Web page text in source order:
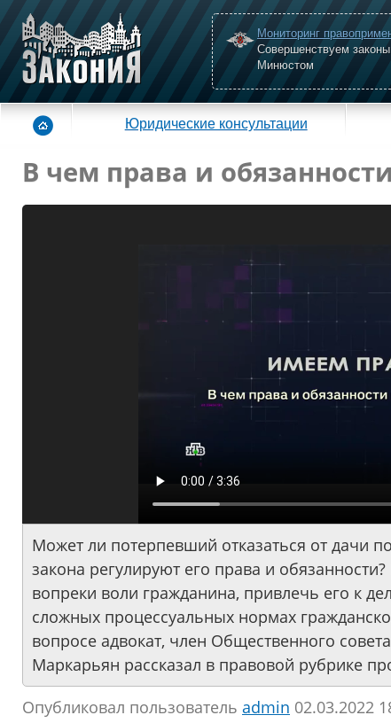
Мониторинг
Совершенствуем
Минюстом
Юридические консультации
В чем права и
Может ли потерпевший отказаться от дачи
закона регулируют его права и
вопреки воли гражданина, привлечь его к
сложных процессуальных нормах
вопросе адвокат, член Общественного
Маркарьян рассказал в правовой рубрике
Опубликовал пользователь аdmin 02.03.2022